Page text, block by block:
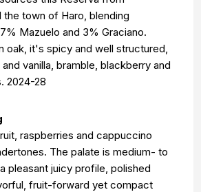
the town of Haro, blending
Mazuelo and 3% Graciano.
oak, it's spicy and well structured,
vanilla, bramble, blackberry and
2024-28
raspberries and cappuccino
The palate is medium- to
pleasant juicy profile, polished
fruit-forward yet compact